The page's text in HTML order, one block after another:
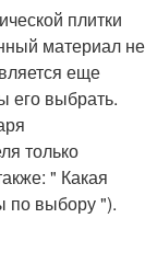
плитки
материал не
еще
его выбрать.
только
" Какая
по выбору ").